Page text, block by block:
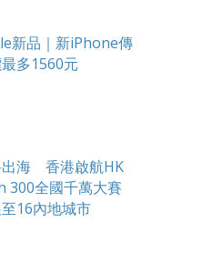
新品｜新iPhone傳
多1560元
出海 香港啟航HK
300全國千萬大賽
16內地城市